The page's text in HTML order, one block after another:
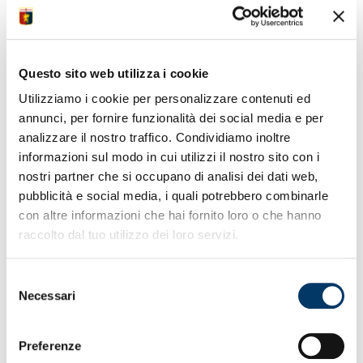
Questo sito web utilizza i cookie
Utilizziamo i cookie per personalizzare contenuti ed
annunci, per fornire funzionalità dei social media e per
analizzare il nostro traffico. Condividiamo inoltre
informazioni sul modo in cui utilizzi il nostro sito con i
nostri partner che si occupano di analisi dei dati web,
pubblicità e social media, i quali potrebbero combinarle
con altre informazioni che hai fornito loro o che hanno
raccolto dal tuo utilizzo dei loro servizi.
delNecessari
Preferenze
INFO TRASFERTA,
PARK E VIABILITÀ
Si informano i sostenitori al seguito nella trasferta di Lecce
Dalla tangenziale est è consigliata questa procedura:
• Uscite 7A (Stadio): seguire indicazioni per “settore ospiti”.
• E’ predisposto un presidio per chi raggiunge Lecce dalla
SS613 (Brindisi-Lecce) al km 24.550 presso l’area di
personale di P.S. fino al settore dedicato.